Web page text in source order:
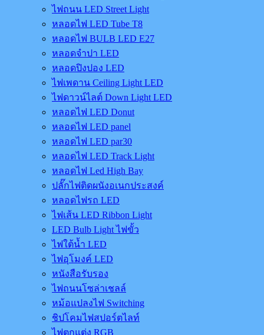
ไฟถนน LED Street Light
หลอดไฟ LED Tube T8
หลอดไฟ BULB LED E27
หลอดจำปา LED
หลอดปิงปอง LED
ไฟเพดาน Ceiling Light LED
ไฟดาวน์ไลต์ Down Light LED
หลอดไฟ LED Donut
หลอดไฟ LED panel
หลอดไฟ LED par30
หลอดไฟ LED Track Light
หลอดไฟ Led High Bay
ปลั๊กไฟติดผนังอเนกประสงค์
หลอดไฟรถ LED
ไฟเส้น LED Ribbon Light
LED Bulb Light ไฟขั้ว
ไฟใต้น้ำ LED
ไฟอุโมงค์ LED
หนังสือรับรอง
ไฟถนนโซล่าเชลล์
หม้อแปลงไฟ Switching
ชิปโคมไฟสปอร์ตไลท์
ไฟตกแต่ง RGB